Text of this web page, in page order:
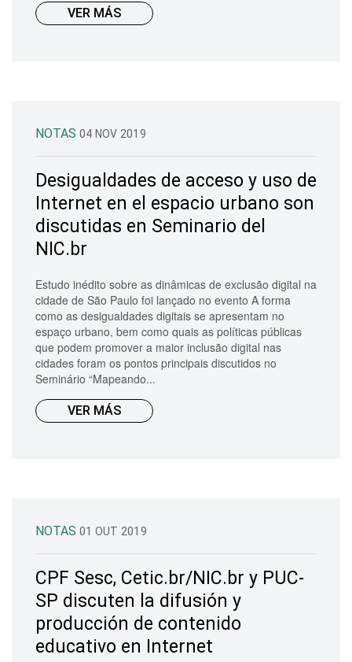
VER MÁS
NOTAS 04 NOV 2019
Desigualdades de acceso y uso de
Internet en el espacio urbano son
discutidas en Seminario del
NIC.br
Estudo inédito sobre as dinâmicas de exclusão digital na
cidade de São Paulo foi lançado no evento A forma
como as desigualdades digitais se apresentam no
espaço urbano, bem como quais as políticas públicas
que podem promover a maior inclusão digital nas
cidades foram os pontos principais discutidos no
Seminário “Mapeando...
VER MÁS
NOTAS 01 OUT 2019
CPF Sesc, Cetic.br/NIC.br y PUC-
SP discuten la difusión y
producción de contenido
educativo en Internet